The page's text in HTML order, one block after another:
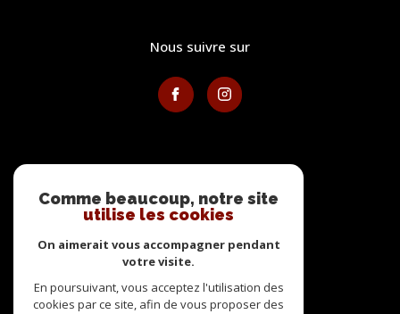
nous suivre sur
adhérents
Comme beaucoup, notre site
utilise les cookies
On aimerait vous accompagner pendant
votre visite.
En poursuivant, vous acceptez l'utilisation des
cookies par ce site, afin de vous proposer des